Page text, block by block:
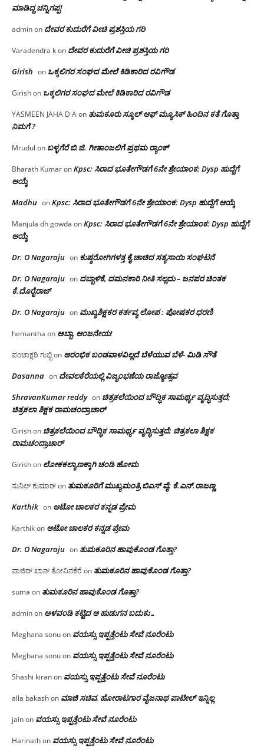
ಮಾಡಿದ್ದ ಚನ್ನಿಗಪ್ಪ!
adminon ದೇವರ ಕುದುರೆಗೆ ವೀಚಿ ಪ್ರಶಸ್ತಿಯ ಗರಿ
Varadendra kon ದೇವರ ಕುದುರೆಗೆ ವೀಚಿ ಪ್ರಶಸ್ತಿಯ ಗರಿ
Girish on ಒಕ್ಕಲಿಗರ ಸಂಘದ ಮೇಲೆ ಕಿಡಿಕಾರಿದ ರವಿಗೌಡ
Girishon ಒಕ್ಕಲಿಗರ ಸಂಘದ ಮೇಲೆ ಕಿಡಿಕಾರಿದ ರವಿಗೌಡ
YASMEEN JAHA D Aon ತುಮಕೂರು ಸ್ಕೂಲ್ ಆಫ್ ಮ್ಯೂಸಿಕ್ ಹಿಂದಿನ ಕತೆ ಗೊತ್ತಾ
ನಿಮಗೆ ?
Mrudul on ಬಳ್ಳಗೆರೆ ಬಿ.ಜಿ. ಗೀತಾಂಜಲಿಗೆ ಪ್ರಥಮ ರ‌್ಯಾಂಕ್
Bharath KumaronKpsc: ಸಿರಾದ ಭೂತೇಗೌಡಗೆ 6ನೇ ಶ್ರೇಯಾಂಕ: Dysp ಹುದ್ದೆಗೆ
ಆಯ್ಕೆ
Madhu onKpsc: ಸಿರಾದ ಭೂತೇಗೌಡಗೆ 6ನೇ ಶ್ರೇಯಾಂಕ: Dysp ಹುದ್ದೆಗೆ ಆಯ್ಕೆ
Manjula dh gowda onKpsc: ಸಿರಾದ ಭೂತೇಗೌಡಗೆ 6ನೇ ಶ್ರೇಯಾಂಕ: Dysp ಹುದ್ದೆಗೆ
ಆಯ್ಕೆ
Dr. O Nagaraju on ಕುಷ್ಠರೋಗಿಗಳತ್ತ ಕೈ ಚಾಚಿದ ಸತ್ಯಸಾಯಿ ಸಂಘಟನೆ
Dr. O Nagaraju on ದಬ್ಬಾಳಿಕೆ, ದಮನಕಾರಿ ನೀತಿ ಸಲ್ಲದು – ಜನಪರ ಚಿಂತಕ
ಕೆ.ದೊರೈರಾಜ್
Dr. O Nagaraju on ಮುಖ್ಯಶಿಕ್ಷಕರ ಕರ್ತವ್ಯ ಲೋಪ : ಪೋಷಕರ ಧರಣಿ
hemantha on ಅಬ್ಬಾ, ಆಂಜನೇಯ!
ಪಂಚಾಕ್ಷರಿ ಗುಬ್ಬಿon ಆರಂಭಿಕ ಬಂಡವಾಳವಿಲ್ಲದೆ ಬೆಳೆಯುವ ಬೆಳೆ- ಮಿಡಿ ಸೌತೆ
Dasanna on ದೇವಲಕೆರೆಯಲ್ಲಿ ವಿಜೃಂಭಣೆಯ ರಾಜ್ಯೋತ್ಸವ
ShravanKumar reddy on ಚಿತ್ರಕಲೆಯಿಂದ ಬೌದ್ಧಿಕ ಸಾಮರ್ಥ್ಯ ವೃದ್ಧಿಸುತ್ತದೆ;
ಚಿತ್ರಕಲಾ ಶಿಕ್ಷಕ ರಾಮಚಂದ್ರಾಚಾರ್
Girishon ಚಿತ್ರಕಲೆಯಿಂದ ಬೌದ್ಧಿಕ ಸಾಮರ್ಥ್ಯ ವೃದ್ಧಿಸುತ್ತದೆ; ಚಿತ್ರಕಲಾ ಶಿಕ್ಷಕ
ರಾಮಚಂದ್ರಾಚಾರ್
Girishon ಲೋಕಕಲ್ಯಾಣಕ್ಕಾಗಿ ಚಂಡಿ ಹೋಮ
ಸುನಿಲ್ ಕುಮಾರ್on ತುಮಕೂರಿಗೆ ಮುಖ್ಯಮಂತ್ರಿ ಬಿಎಸ್ ವೈ: ಕೆ.ಎನ್.ರಾಜಣ್ಣ
Karthik on ಆಟೋ ಚಾಲಕರ ಕನ್ನಡ ಪ್ರೇಮ
Karthikon ಆಟೋ ಚಾಲಕರ ಕನ್ನಡ ಪ್ರೇಮ
Dr. O Nagaraju on ತುಮಕೂರಿನ ಹಾವುಕೊಂಡ ಗೊತ್ತಾ?
ವಾಜಿದ್ ಖಾನ್ ತೋವಿನಕೆರೆ on ತುಮಕೂರಿನ ಹಾವುಕೊಂಡ ಗೊತ್ತಾ?
suma on ತುಮಕೂರಿನ ಹಾವುಕೊಂಡ ಗೊತ್ತಾ?
adminon ಅಳವಂಡಿ ಕಟ್ಟಿದ ಆ ಹುಡುಗನ ಬದುಕು…
Meghana sonuon ವಯಸ್ಸು ಇಪ್ಪತ್ತೆಂಟು ಸೇವೆ ನೂರೆಂಟು
Meghana sonuon ವಯಸ್ಸು ಇಪ್ಪತ್ತೆಂಟು ಸೇವೆ ನೂರೆಂಟು
Shashi kiranon ವಯಸ್ಸು ಇಪ್ಪತ್ತೆಂಟು ಸೇವೆ ನೂರೆಂಟು
alla bakashon ಮಾಜಿ ಸಚಿವ, ಹೋರಾಟಗಾರ ವೈಜನಾಥ ಪಾಟೀಲ್ ಇನ್ನಿಲ್ಲ
jainon ವಯಸ್ಸು ಇಪ್ಪತ್ತೆಂಟು ಸೇವೆ ನೂರೆಂಟು
Harinathon ವಯಸ್ಸು ಇಪ್ಪತ್ತೆಂಟು ಸೇವೆ ನೂರೆಂಟು